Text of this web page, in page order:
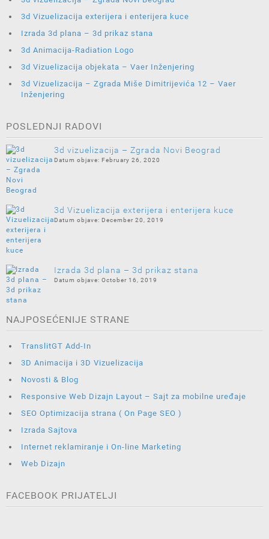
3d Vizuelizacija exterijera i enterijera kuce
Izrada 3d plana – 3d prikaz stana
3d Animacija-Radiation Logo
3d Vizuelizacija objekata – Vaer Inženjering
3d Vizuelizacija – Zgrada Miše Dimitrijevića 12 – Vaer
Inženjering
POSLEDNJI RADOVI
3d vizuelizacija – Zgrada Novi Beograd
February 26, 2020
3d Vizuelizacija exterijera i enterijera kuce
December 20, 2019
Izrada 3d plana – 3d prikaz stana
October 16, 2019
NAJPOSEĆENIJE STRANE
TranslitGT Add-In
3D Animacija i 3D Vizuelizacija
Novosti & Blog
Responsive Web Dizajn Layout – Sajt za mobilne uređaje
SEO Optimizacija strana ( On Page SEO )
Izrada Sajtova
Internet reklamiranje i On-line Marketing
Web Dizajn
FACEBOOK PRIJATELJI